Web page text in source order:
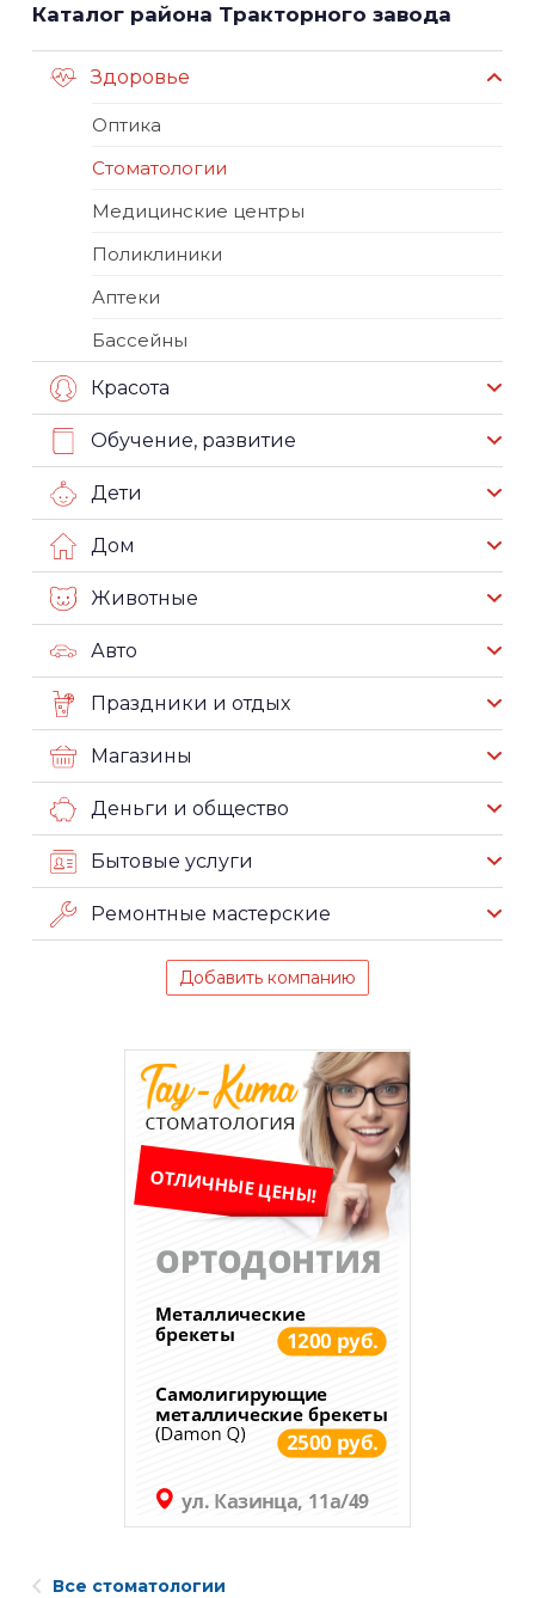
Каталог района Тракторного завода
Здоровье
Оптика
Стоматологии
Медицинские центры
Поликлиники
Аптеки
Бассейны
Красота
Обучение, развитие
Дети
Дом
Животные
Авто
Праздники и отдых
Магазины
Деньги и общество
Бытовые услуги
Ремонтные мастерские
Добавить компанию
Все стоматологии